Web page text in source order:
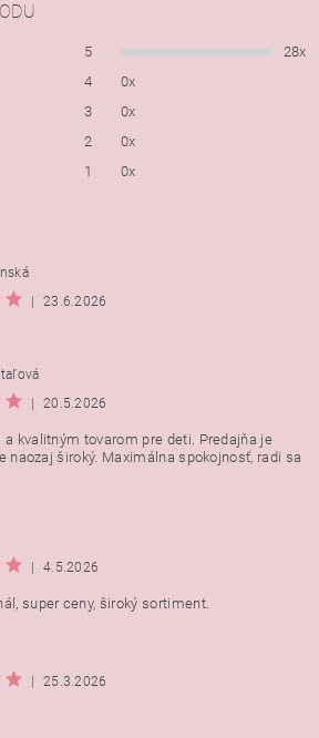
5
28x
4
0x
3
0x
2
0x
1
0x
súhlasíte s
23.6.2026
20.5.2026
kvalitným tovarom pre deti. Predajňa je
naozaj široký. Maximálna spokojnosť, radi sa
4.5.2026
super ceny, široký sortiment.
25.3.2026